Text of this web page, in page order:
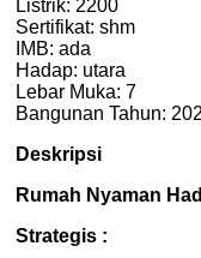
Listrik: 2200
Sertifikat: shm
IMB: ada
Hadap: utara
Lebar Muka: 7
Bangunan Tahun:
Deskripsi
Rumah Nyaman
Strategis :